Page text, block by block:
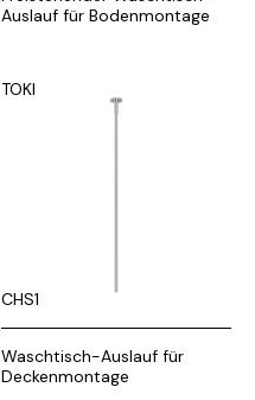
Auslauf für Bodenmontage
TOKI
CHS1
Waschtisch-Auslauf für
Deckenmontage